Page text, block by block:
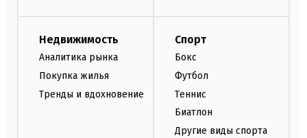
Недвижимость
Аналитика рынка
Покупка жилья
Тренды и вдохновение
Спорт
Бокс
Футбол
Теннис
Биатлон
Другие виды спорта